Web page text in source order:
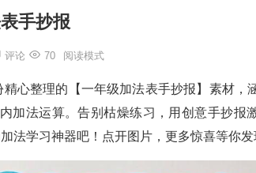
手抄报
评论 70 阅读模式
心整理的【一年级加法表手抄报】素材，
加法运算。告别枯燥练习，用创意手抄报
法学习神器吧！点开图片，更多惊喜等你发